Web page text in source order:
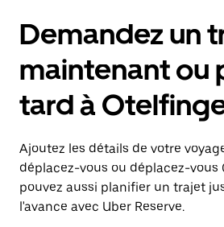
Demandez un
maintenant ou
tard à
Ajoutez les détails de votre
déplacez-vous ou déplacez-vous
pouvez aussi planifier un trajet
l'avance avec Uber Reserve.